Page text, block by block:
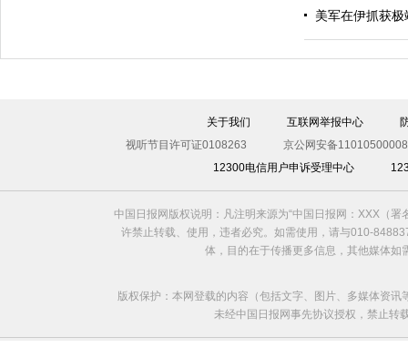
美军在伊抓获极
关于我们 互联网举报中心
视听节目许可证0108263
京公网安备
12300电信用户申诉受理中心
中国日报网版权说明：凡注明来源为“中国日报网：XXX（
许禁止转载、使用，违者必究。如需使用，请与010-
体，目的在于传播更多信息，其他媒体
版权保护：本网登载的内容（包括文字、图片、多媒体资
未经中国日报网事先协议授权，禁止转